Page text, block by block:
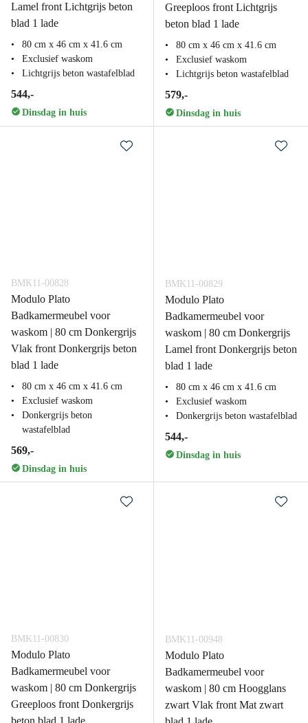
Lamel front Lichtgrijs beton
blad 1 lade
80 cm x 46 cm x 41.6 cm
Exclusief waskom
Lichtgrijs beton wastafelblad
544,-
Dinsdag in huis
Greeploos front Lichtgrijs
beton blad 1 lade
80 cm x 46 cm x 41.6 cm
Exclusief waskom
Lichtgrijs beton wastafelblad
579,-
Dinsdag in huis
BMK11-00828
Modulo Plato
Badkamermeubel voor
waskom | 80 cm Donkergrijs
Vlak front Donkergrijs beton
blad 1 lade
80 cm x 46 cm x 41.6 cm
Exclusief waskom
Donkergrijs beton
wastafelblad
569,-
Dinsdag in huis
BMK11-00829
Modulo Plato
Badkamermeubel voor
waskom | 80 cm Donkergrijs
Lamel front Donkergrijs beton
blad 1 lade
80 cm x 46 cm x 41.6 cm
Exclusief waskom
Donkergrijs beton wastafelblad
544,-
Dinsdag in huis
BMK11-00830
Modulo Plato
Badkamermeubel voor
waskom | 80 cm Donkergrijs
Greeploos front Donkergrijs
beton blad 1 lade
BMK11-00948
Modulo Plato
Badkamermeubel voor
waskom | 80 cm Hoogglans
zwart Vlak front Mat zwart